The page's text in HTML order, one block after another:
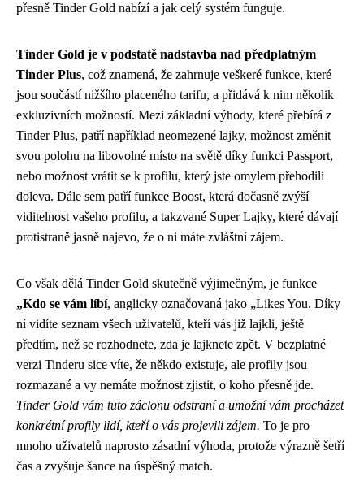
přesně Tinder Gold nabízí a jak celý systém funguje.
Tinder Gold je v podstatě nadstavba nad předplatným
Tinder Plus, což znamená, že zahrnuje veškeré funkce, které
jsou součástí nižšího placeného tarifu, a přidává k nim několik
exkluzivních možností. Mezi základní výhody, které přebírá z
Tinder Plus, patří například neomezené lajky, možnost změnit
svou polohu na libovolné místo na světě díky funkci Passport,
nebo možnost vrátit se k profilu, který jste omylem přehodili
doleva. Dále sem patří funkce Boost, která dočasně zvýší
viditelnost vašeho profilu, a takzvané Super Lajky, které dávají
protistraně jasně najevo, že o ni máte zvláštní zájem.
Co však dělá Tinder Gold skutečně výjimečným, je funkce
„Kdo se vám líbí, anglicky označovaná jako „Likes You. Díky
ní vidíte seznam všech uživatelů, kteří vás již lajkli, ještě
předtím, než se rozhodnete, zda je lajknete zpět. V bezplatné
verzi Tinderu sice víte, že někdo existuje, ale profily jsou
rozmazané a vy nemáte možnost zjistit, o koho přesně jde.
Tinder Gold vám tuto záclonu odstraní a umožní vám procházet
konkrétní profily lidí, kteří o vás projevili zájem. To je pro
mnoho uživatelů naprosto zásadní výhoda, protože výrazně šetří
čas a zvyšuje šance na úspěšný match.